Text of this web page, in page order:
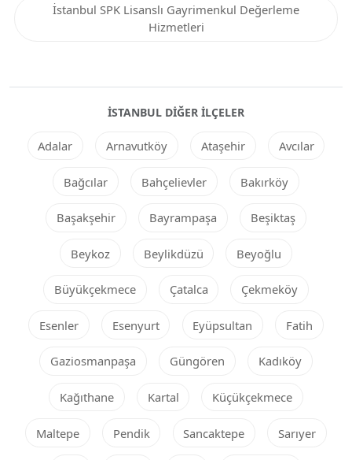
İstanbul SPK Lisanslı Gayrimenkul Değerleme
Hizmetleri
İSTANBUL DIĞER ILÇELER
Adalar Arnavutköy Ataşehir Avcılar
Bağcılar Bahçelievler Bakırköy
Başakşehir Bayrampaşa Beşiktaş
Beykoz Beylikdüzü Beyoğlu
Büyükçekmece Çatalca Çekmeköy
Esenler Esenyurt Eyüpsultan Fatih
Gaziosmanpaşa Güngören Kadıköy
Kağıthane Kartal Küçükçekmece
Maltepe Pendik Sancaktepe Sarıyer